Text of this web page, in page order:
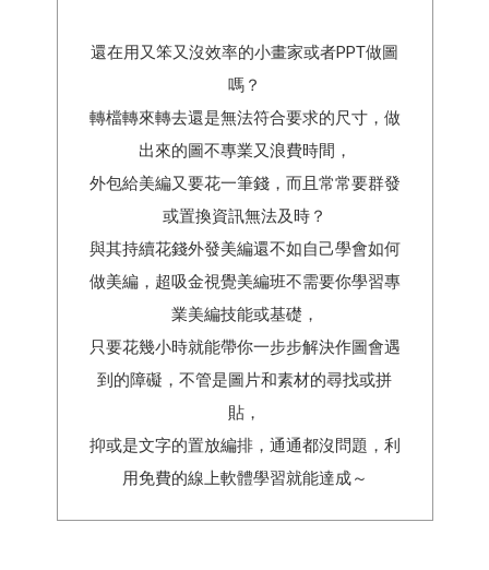
還在用又笨又沒效率的小畫家或者PPT做圖
嗎？
轉檔轉來轉去還是無法符合要求的尺寸，做
出來的圖不專業又浪費時間，
外包給美編又要花一筆錢，而且常常要群發
或置換資訊無法及時？
與其持續花錢外發美編還不如自己學會如何
做美編，超吸金視覺美編班不需要你學習專
業美編技能或基礎，
只要花幾小時就能帶你一步步解決作圖會遇
到的障礙，不管是圖片和素材的尋找或拼
貼，
抑或是文字的置放編排，通通都沒問題，利
用免費的線上軟體學習就能達成～